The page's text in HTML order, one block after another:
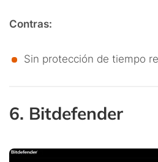
Contras:
Sin protección de tiempo
6. Bitdefender